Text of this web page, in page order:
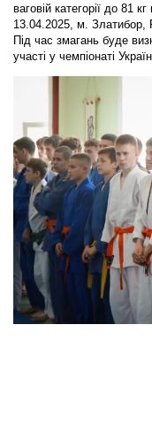
ваговій категорії до 81
13.04.2025, м. Златибор,
Під час змагань буде
участі у чемпіонаті